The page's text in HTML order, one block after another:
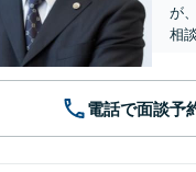
が
相談
電話で面談予